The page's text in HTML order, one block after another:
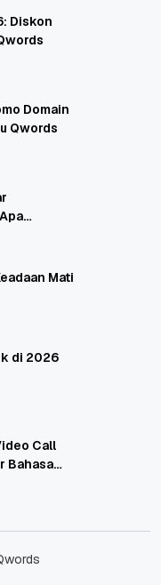
Diskon
Domain
Qwords
Mati
di 2026
Call
Bahasa